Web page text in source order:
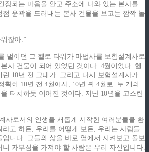
장되는 마음을 안고 주소에 나와 있는 본사를
점 윤곽을 드러내는 본사 건물을 보고는 깜짝 놀
잖아.”
벌이던 그 헬로 타워가 마법사를 보험설계사로
사 건물이 되어 있었던 것이다. 4월이었다. 헬
린 10년 전 그때가. 그리고 다시 보험설계사가
확히 10년 전 4월에서, 10년 뒤 4월로. 두 개의
터치하듯 이어진 것이다. 지난 10년을 고스란
사로서의 인생을 새롭게 시작한 여러분들을 환
라고 하든, 우리를 어떻게 보든, 우리는 사람들
입니다. 그들의 삶을 바로 옆에서 지켜보고 돌보
니 자부심을 가져야 할 사람은 우리 자신입니다.